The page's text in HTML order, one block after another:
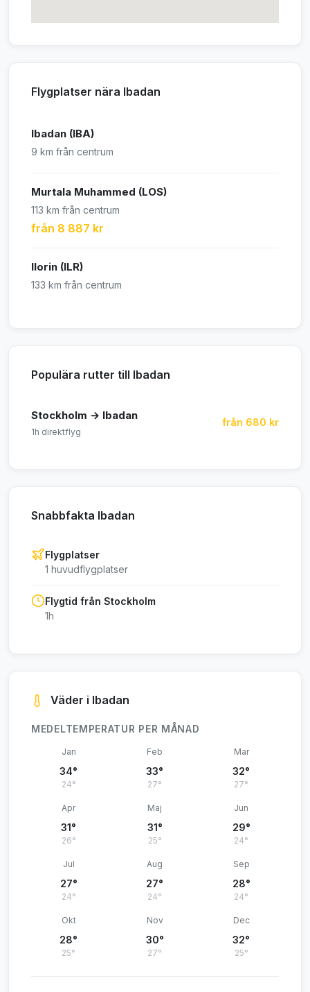
Flygplatser nära Ibadan
Ibadan (IBA)
9 km från centrum
Murtala Muhammed (LOS)
113 km från centrum
från 8 887 kr
Ilorin (ILR)
133 km från centrum
Populära rutter till Ibadan
Stockholm → Ibadan
1h direktflyg
från 680 kr
Snabbfakta Ibadan
Flygplatser
1 huvudflygplatser
Flygtid från Stockholm
1h
Väder i Ibadan
MEDELTEMPERATUR PER MÅNAD
Jan
34°
24°
Feb
33°
27°
Mar
32°
27°
Apr
31°
26°
Maj
31°
25°
Jun
29°
24°
Jul
27°
24°
Aug
27°
24°
Sep
28°
24°
Okt
28°
25°
Nov
30°
27°
Dec
32°
25°